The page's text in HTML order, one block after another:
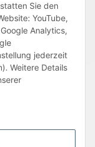
Sie den
YouTube,
Analytics,
jederzeit
Weitere Details